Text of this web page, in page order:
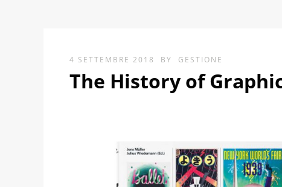
4 SETTEMBRE 2018 BY GESTIONE
The History of